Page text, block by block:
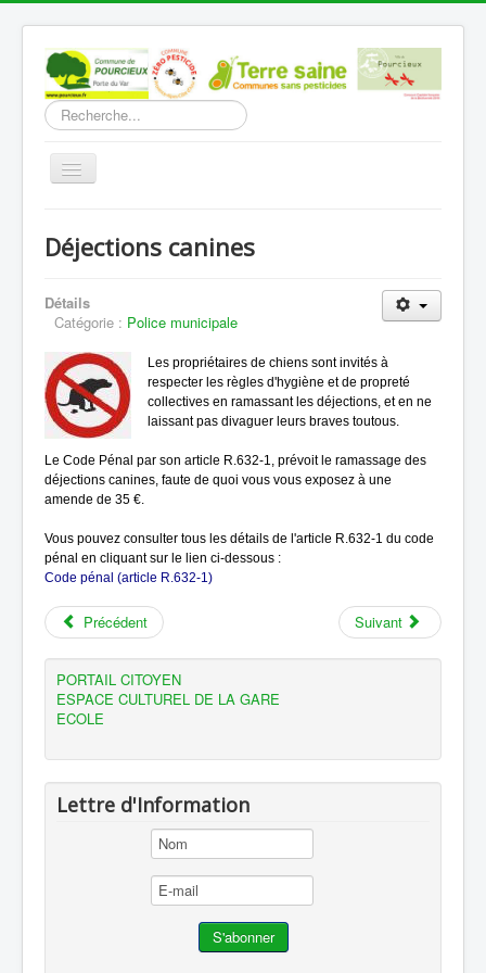
Rechercher
Basculer
Découverte
Vie Municipale
Vie locale
Infos pratiques
Communication
Vous êtes ici : Accueil
Vie Municipale
Police municipale
Déjections canines
Déjections canines
Détails
Catégorie : Police municipale
Les propriétaires de chiens sont invités à
respecter les règles d'hygiène et de propreté
collectives en ramassant les déjections, et en ne
laissant pas divaguer leurs braves toutous.
Le Code Pénal par son article R.632-1, prévoit le ramassage des
déjections canines, faute de quoi vous vous exposez à une
amende de 35 €.
Vous pouvez consulter tous les détails de l'article R.632-1 du code
pénal en cliquant sur le lien ci-dessous :
Code pénal (article R.632-1)
Précédent Suivant
PORTAIL CITOYEN
ESPACE CULTUREL DE LA GARE
ECOLE
Lettre d'Information